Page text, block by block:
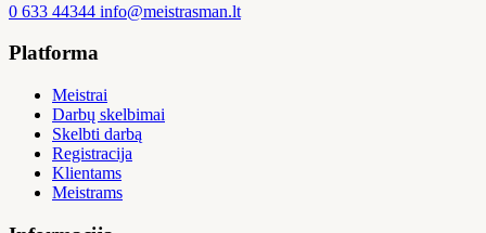
0 633 44344 info@meistrasman.lt
Platforma
Meistrai
Darbų skelbimai
Skelbti darbą
Registracija
Klientams
Meistrams